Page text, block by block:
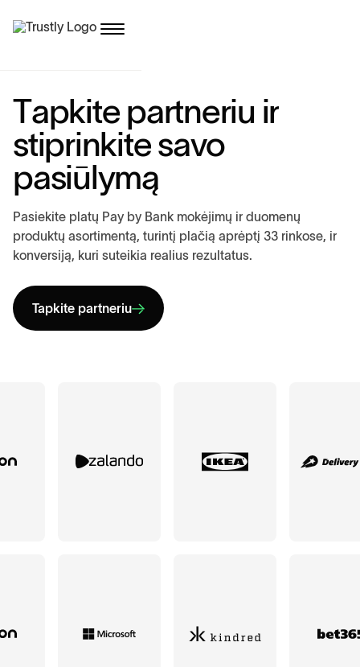
Tapkite partneriu ir
stiprinkitesavo
pasiūlymą
Pasiekite platų Pay by Bank mokėjimų ir duomenų
produktų asortimentą, turintį plačią aprėptį 33 rinkose, ir
konversiją, kuri suteikia realius rezultatus.
Tapkite partneriu